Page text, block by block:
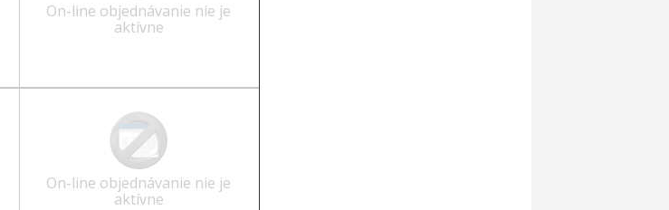
On-line objednávanie nie je
aktívne
On-line objednávanie nie je
aktívne